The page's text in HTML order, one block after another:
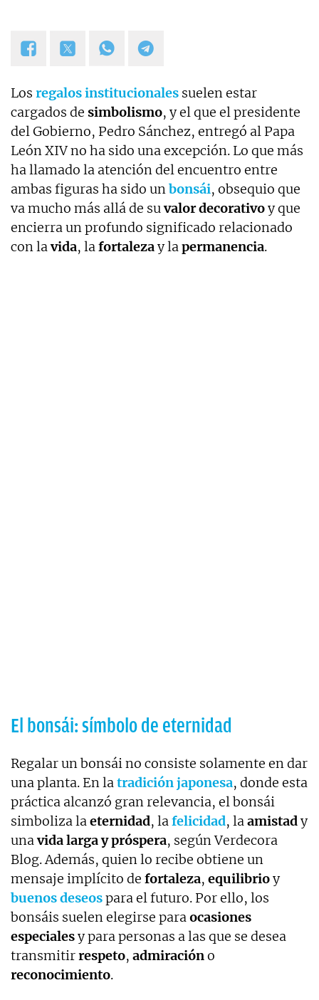
Los regalos institucionales suelen estar
cargados de simbolismo, y el que el presidente
del Gobierno, Pedro Sánchez, entregó al Papa
León XIV no ha sido una excepción. Lo que más
ha llamado la atención del encuentro entre
ambas figuras ha sido unbonsái, obsequio que
va mucho más allá de suvalor decorativoy que
encierra un profundo significado relacionado
con lavida, lafortalezay lapermanencia.
El bonsái: símbolo de eternidad
Regalar un bonsái no consiste solamente en dar
una planta. En latradición japonesa, donde esta
práctica alcanzó gran relevancia, el bonsái
simboliza laeternidad, lafelicidad, laamistady
unavida larga y próspera, según Verdecora
Blog. Además, quien lo recibe obtiene un
mensaje implícito de fortaleza, equilibrioy
buenos deseospara el futuro. Por ello, los
bonsáis suelen elegirse paraocasiones
especialesy para personas a las que se desea
transmitirrespeto, admiracióno
reconocimiento.